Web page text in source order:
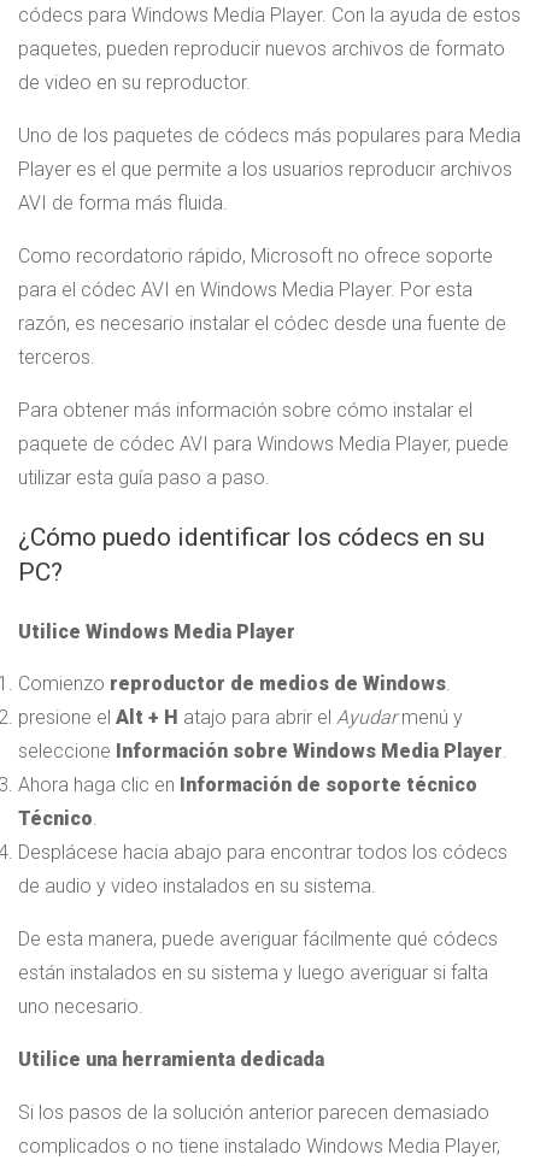
códecs para Windows Media Player. Con la ayuda de estos
paquetes, pueden reproducir nuevos archivos de formato
de video en su reproductor.
Uno de los paquetes de códecs más populares para Media
Player es el que permite a los usuarios reproducir archivos
AVI de forma más fluida.
Como recordatorio rápido, Microsoft no ofrece soporte
para el códec AVI en Windows Media Player. Por esta
razón, es necesario instalar el códec desde una fuente de
terceros.
Para obtener más información sobre cómo instalar el
paquete de códec AVI para Windows Media Player, puede
utilizar esta guía paso a paso.
¿Cómo puedo identificar los códecs en su
PC?
Utilice Windows Media Player
Comienzo reproductor de medios de Windows.
presione el Alt + H atajo para abrir el Ayudarmenú y
seleccione Información sobre Windows Media Player.
Ahora haga clic en Información de soporte técnico
Técnico.
Desplácese hacia abajo para encontrar todos los códecs
de audio y video instalados en su sistema.
De esta manera, puede averiguar fácilmente qué códecs
están instalados en su sistema y luego averiguar si falta
uno necesario.
Utilice una herramienta dedicada
Si los pasos de la solución anterior parecen demasiado
complicados o no tiene instalado Windows Media Player,